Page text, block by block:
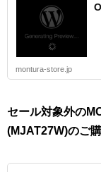
montura-store.jp
セール対象外の
(MJAT27W)のご